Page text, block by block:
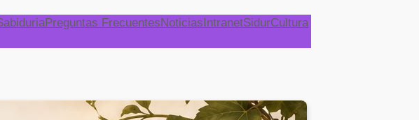
Preguntas FrecuentesNoticiasIntranetSidurCultura